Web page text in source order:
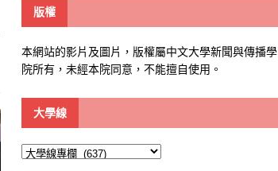
版權
本網站的影片及圖片，版權屬中文大學新聞與傳播學
院所有，未經本院同意，不能擅自使用。
大學線
大